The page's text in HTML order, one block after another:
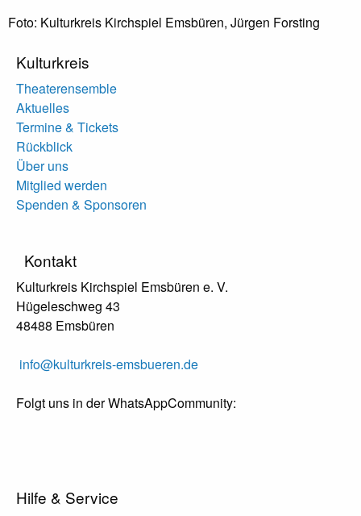
Foto: Kulturkreis Kirchspiel Emsbüren, Jürgen Forsting
Kulturkreis
Theaterensemble
Aktuelles
Termine & Tickets
Rückblick
Über uns
Mitglied werden
Spenden & Sponsoren
Kontakt
Kulturkreis Kirchspiel Emsbüren e. V.
Hügeleschweg 43
48488 Emsbüren
info@kulturkreis-emsbueren.de
Folgt uns in der WhatsAppCommunity:
Hilfe & Service